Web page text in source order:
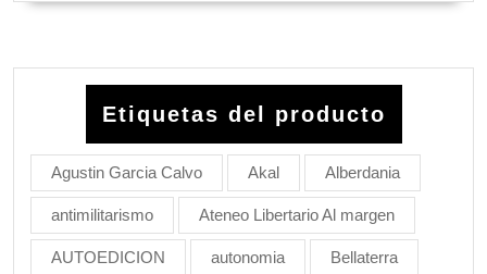
Etiquetas del producto
Agustin Garcia Calvo Akal Alberdania
antimilitarismo Ateneo Libertario Al margen
AUTOEDICION autonomia Bellaterra